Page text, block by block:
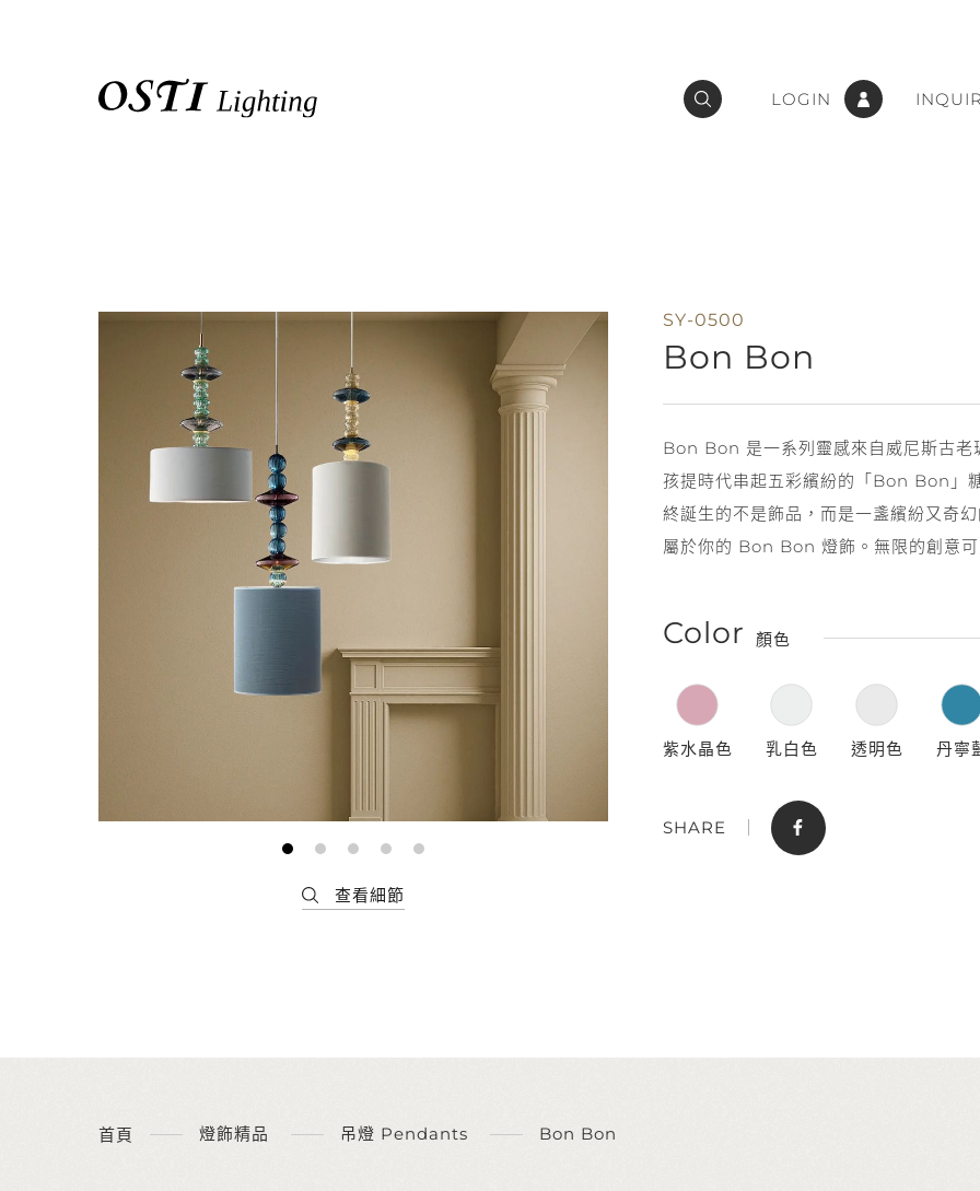
品牌介紹
常見問題 聯絡我們
LOGIN
SY-0500
Bon Bon
Bon Bon 是一系列靈感來自威尼斯古老
孩提時代串起五彩繽紛的「Bon Bon」
終誕生的不是飾品，而是一盞繽紛又奇
屬於你的 Bon Bon 燈飾。無限的創意
Color 顏色
紫水晶色 乳白色 透明色 丹寧
SHARE
首頁 燈飾精品 吊燈 Pendants Bon Bon